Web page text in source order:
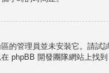
的管理員並未安裝它。請
phpBB 開發團隊網站上找到